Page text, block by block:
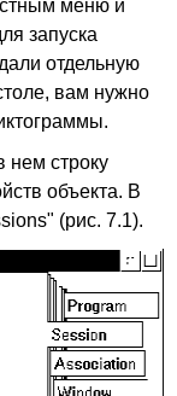
меню и
запуска
отдельную
вам нужно
нем строку
объекта. В
(рис. 7.1).